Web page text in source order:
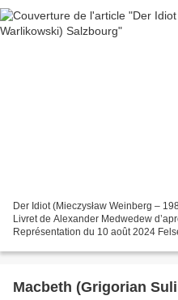
Der Idiot (Mieczysław Weinberg –
Livret de Alexander Medwedew
Représentation du 10 août 2024
Macbeth (Grigorian